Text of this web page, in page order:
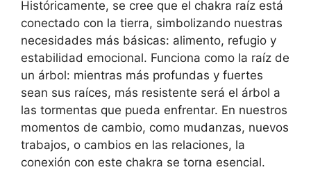
Históricamente, se cree que el chakra raíz está
conectado con la tierra, simbolizando nuestras
necesidades más básicas: alimento, refugio y
estabilidad emocional. Funciona como la raíz de
un árbol: mientras más profundas y fuertes
sean sus raíces, más resistente será el árbol a
las tormentas que pueda enfrentar. En nuestros
momentos de cambio, como mudanzas, nuevos
trabajos, o cambios en las relaciones, la
conexión con este chakra se torna esencial.